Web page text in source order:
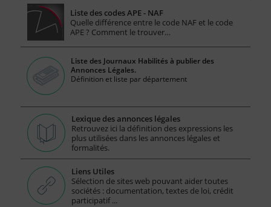
Liste des codes APE - NAF
Quelle différence entre le code NAF et le code
APE ? Comment le trouver…
Liste des Journaux Habilités à publier des
Annonces Légales.
Définition et liste par département
Lexique des annonces légales
Retrouvez ici la définition des expressions les
plus utilisées dans les annonces légales et
formalités.
Liens Utiles
Sélection de sites web pouvant aider toutes
sociétés : documentation, textes de loi, crédit
participatif ...